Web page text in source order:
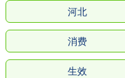
河北
消费
生效